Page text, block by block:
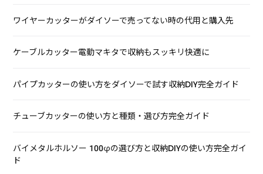
ワイヤーカッターがダイソーで売ってない時の代用と購入先
ケーブルカッター電動マキタで収納もスッキリ快適に
パイプカッターの使い方をダイソーで試す収納DIY完全ガイド
チューブカッターの使い方と種類・選び方完全ガイド
バイメタルホルソー 100φの選び方と収納DIYの使い方完全ガイ
ド